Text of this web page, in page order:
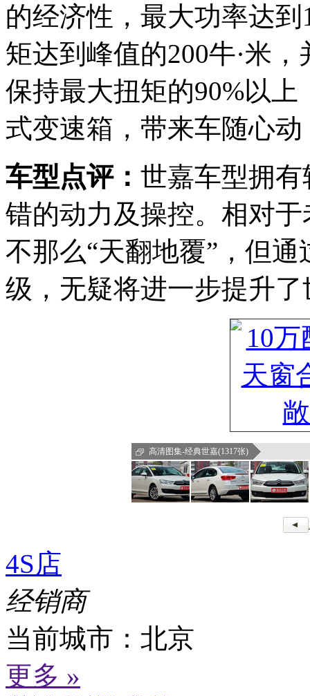
的经济性，最大功率达
矩达到峰值的200牛·米
保持最大扭矩的90%以
式变速箱，带来车随心
车型点评： 世嘉车型拥
错的动力及操控。相对
不那么“天翻地覆”，但
级，无疑将进一步提升
高清图集-经典世嘉(1317张)
4S店
经销商
当前城市： 北京
更多 »